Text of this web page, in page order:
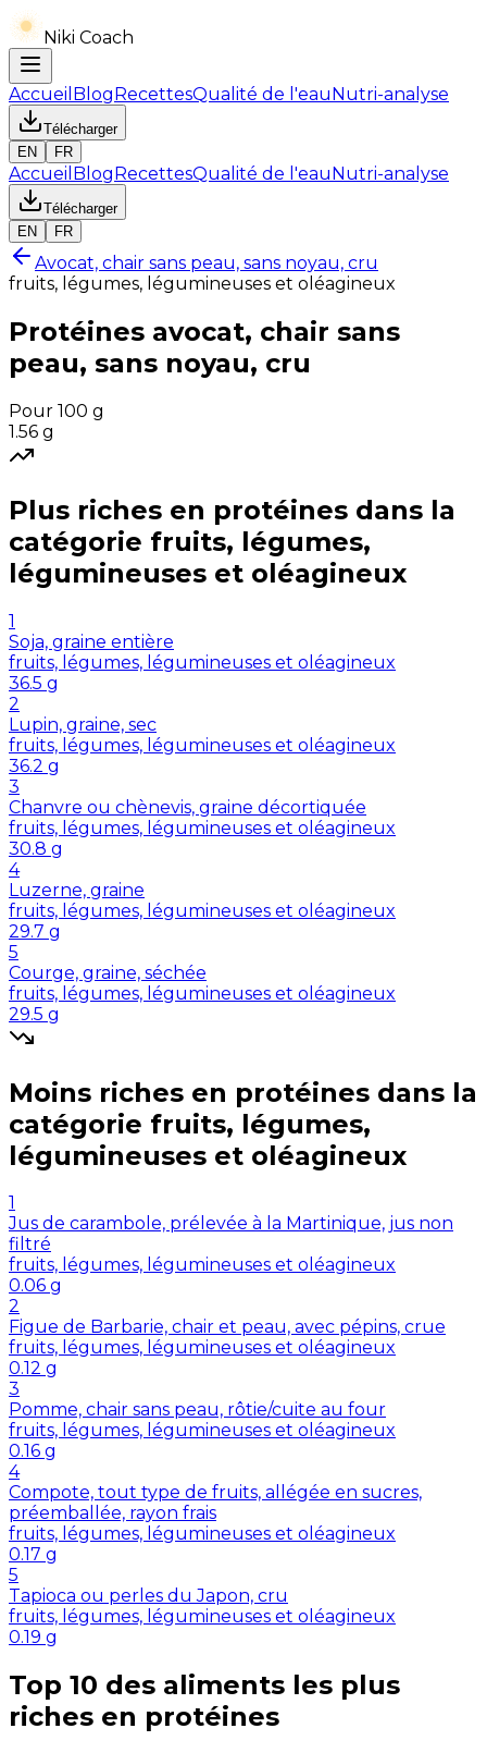
Niki Coach
Accueil BlogRecettesQualité de l'eauNutri-analyse
Télécharger
EN
FR
Accueil BlogRecettesQualité de l'eauNutri-analyse
Télécharger
EN
FR
Avocat, chair sans peau, sans noyau, cru
fruits, légumes, légumineuses et oléagineux
Protéines avocat, chair sans
peau, sans noyau, cru
Pour 100 g
1.56 g
Plus riches en protéines dans la
catégorie fruits, légumes,
légumineuses et oléagineux
1
Soja, graine entière
fruits, légumes, légumineuses et oléagineux
36.5 g
2
Lupin, graine, sec
fruits, légumes, légumineuses et oléagineux
36.2 g
3
Chanvre ou chènevis, graine décortiquée
fruits, légumes, légumineuses et oléagineux
30.8 g
4
Luzerne, graine
fruits, légumes, légumineuses et oléagineux
29.7 g
5
Courge, graine, séchée
fruits, légumes, légumineuses et oléagineux
29.5 g
Moins riches en protéines dans la
catégorie fruits, légumes,
légumineuses et oléagineux
1
Jus de carambole, prélevée à la Martinique, jus non
filtré
fruits, légumes, légumineuses et oléagineux
0.06 g
2
Figue de Barbarie, chair et peau, avec pépins, crue
fruits, légumes, légumineuses et oléagineux
0.12 g
3
Pomme, chair sans peau, rôtie/cuite au four
fruits, légumes, légumineuses et oléagineux
0.16 g
4
Compote, tout type de fruits, allégée en sucres,
préemballée, rayon frais
fruits, légumes, légumineuses et oléagineux
0.17 g
5
Tapioca ou perles du Japon, cru
fruits, légumes, légumineuses et oléagineux
0.19 g
Top 10 des aliments les plus
riches en protéines